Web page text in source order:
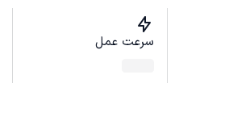
سرعت عمل